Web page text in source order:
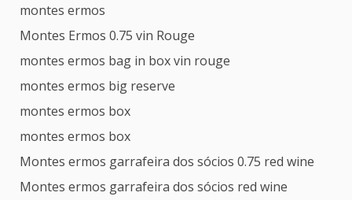
montes ermos
Montes Ermos 0.75 vin Rouge
montes ermos bag in box vin rouge
montes ermos big reserve
montes ermos box
montes ermos box
Montes ermos garrafeira dos sócios 0.75 red wine
Montes ermos garrafeira dos sócios red wine